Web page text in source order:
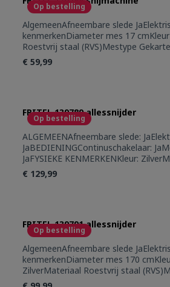
Op bestelling
AlgemeenAfneembare slede
kenmerkenDiameter mes 17
Roestvrij staal (RVS)Mestype
mesGebruiksgemakMet resthouder
100
€ 59,99
Op bestelling
FRITEL 139789 allessnijder
ALGEMEENAfneembare slede:
JaBEDIENINGContinuschakelaar:
JaFYSIEKE KENMERKENKleur:
mes, Glad mesSecundaire kleur:
€ 129,99
Op bestelling
FRITEL 139791 allessnijder
AlgemeenAfneembare slede
kenmerkenDiameter mes 170
ZilverMateriaal Roestvrij staal
inox mesSecundaire kleur Turquoise -